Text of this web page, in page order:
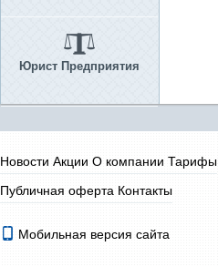
Юрист Предприятия
Новости Акции О компании Тарифы
Публичная оферта Контакты
Мобильная версия сайта